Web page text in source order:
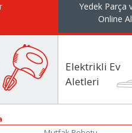
Yedek Parça
Online
Elektrikli Ev
Aletleri